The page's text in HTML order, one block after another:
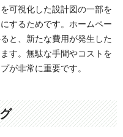
可視化した設計図の一部を
するためです。ホームペー
と、新たな費用が発生した
す。無駄な手間やコストを
が非常に重要です。